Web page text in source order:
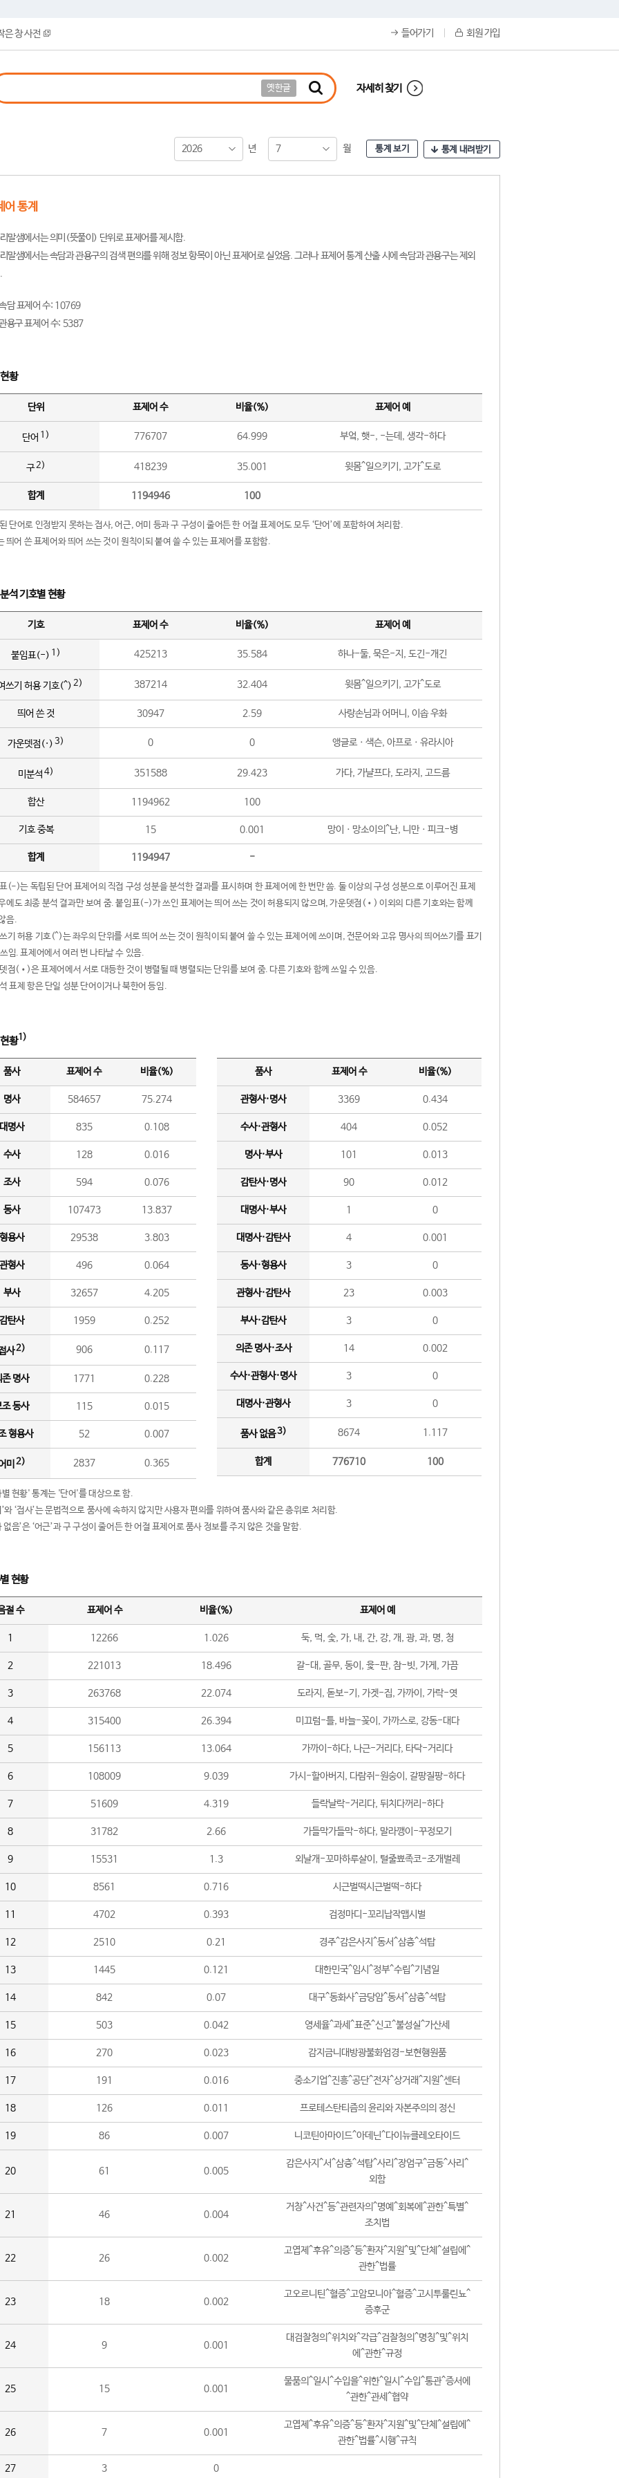
은 창 사전 들어가기 회원 가입
옛한글 자세히 찾기
2026 년 7 월 통계 보기 통계 내려받기
어 통계
말샘에서는 의미(뜻풀이) 단위로 표제어를 제시함.
말샘에서는 속담과 관용구의 검색 편의를 위해 정보 항목이 아닌 표제어로 실었음. 그러나 표제어 통계 산출 시에 속담과 관용구는 제외
담 표제어 수: 10769
용구 표제어 수: 5387
황
단위 표제어 수 비율(%) 표제어 예
단어 1) 776707 64.999 부엌, 햇-, -는데, 생각-하다
구2) 418239 35.001 윗몸^일으키기, 고가^도로
합계 1194946 100
단어로 인정받지 못하는 접사, 어근, 어미 등과 구 구성이 줄어든 한 어절 표제어도 모두 ‘단어’에 포함하여 처리함.
띄어 쓴 표제어와 띄어 쓰는 것이 원칙이되 붙여 쓸 수 있는 표제어를 포함함.
석 기호별 현황
기호 표제어 수 비율(%) 표제어 예
붙임표(-) 1) 425213 35.584 하나-둘, 묵은-지, 도긴-개긴
쓰기 허용 기호(^) 2) 387214 32.404 윗몸^일으키기, 고가^도로
띄어 쓴 것 30947 2.59 사랑손님과 어머니, 이솝 우화
가운뎃점(·) 3) 0 0 앵글로ㆍ색슨, 아프로ㆍ유라시아
미분석 4) 351588 29.423 가다, 가냘프다, 도라지, 고드름
합산 1194962 100
기호 중복 15 0.001 망이ㆍ망소이의^난, 니만ㆍ피크-병
합계 1194947 -
(-)는 독립된 단어 표제어의 직접 구성 성분을 분석한 결과를 표시하며 한 표제어에 한 번만 씀. 둘 이상의 구성 성분으로 이루어진 표제
에도 최종 분석 결과만 보여 줌. 붙임표(-)가 쓰인 표제어는 띄어 쓰는 것이 허용되지 않으며, 가운뎃점(•) 이외의 다른 기호와는 함께
음.
기 허용 기호(^)는 좌우의 단위를 서로 띄어 쓰는 것이 원칙이되 붙여 쓸 수 있는 표제어에 쓰이며, 전문어와 고유 명사의 띄어쓰기를 표기
임. 표제어에서 여러 번 나타날 수 있음.
점(•)은 표제어에서 서로 대등한 것이 병렬될 때 병렬되는 단위를 보여 줌. 다른 기호와 함께 쓰일 수 있음.
표제 항은 단일 성분 단어이거나 북한어 등임.
황1)
품사 표제어 수 비율(%)
명사 584657 75.274
명사 835 0.108
수사 128 0.016
조사 594 0.076
동사 107473 13.837
용사 29538 3.803
형사 496 0.064
부사 32657 4.205
탄사 1959 0.252
사2) 906 0.117
존 명사 1771 0.228
조 동사 115 0.015
형용사 52 0.007
미 2) 2837 0.365
품사 표제어 수 비율(%)
관형사·명사 3369 0.434
수사·관형사 404 0.052
명사·부사 101 0.013
감탄사·명사 90 0.012
대명사·부사 1 0
대명사·감탄사 4 0.001
동사·형용사 3 0
관형사·감탄사 23 0.003
부사·감탄사 3 0
의존 명사·조사 14 0.002
수사·관형사·명사 3 0
대명사·관형사 3 0
품사 없음3) 8674 1.117
합계 776710 100
현황' 통계는 '단어'를 대상으로 함.
와 ‘접사’는 문법적으로 품사에 속하지 않지만 사용자 편의를 위하여 품사와 같은 층위로 처리함.
없음’은 ‘어근’과 구 구성이 줄어든 한 어절 표제어로 품사 정보를 주지 않은 것을 말함.
현황
절 수 표제어 수 비율(%) 표제어 예
1 12266 1.026 둑, 먹, 숯, 가, 내, 간, 강, 개, 광, 과, 명, 청
2 221013 18.496 갈-대, 골무, 동이, 윷-판, 참-빗, 가게, 가끔
3 263768 22.074 도라지, 돋보-기, 가겟-집, 가까이, 가락-엿
4 315400 26.394 미끄럼-틀, 바늘-꽂이, 가까스로, 강동-대다
5 156113 13.064 가까이-하다, 나근-거리다, 타닥-거리다
6 108009 9.039 가시-할아버지, 다람쥐-원숭이, 갈팡질팡-하다
7 51609 4.319 들락날락-거리다, 뒤치다꺼리-하다
8 31782 2.66 가들막가들막-하다, 말라깽이-꾸정모기
9 15531 1.3 외날개-꼬마하루살이, 털줄뾰족코-조개벌레
10 8561 0.716 시근벌떡시근벌떡-하다
11 4702 0.393 검정마디-꼬리납작맵시벌
12 2510 0.21 경주^감은사지^동서^삼층^석탑
13 1445 0.121 대한민국^임시^정부^수립^기념일
14 842 0.07 대구^동화사^금당암^동서^삼층^석탑
15 503 0.042 영세율^과세^표준^신고^불성실^가산세
16 270 0.023 감지금니대방광불화엄경-보현행원품
17 191 0.016 중소기업^진흥^공단^전자^상거래^지원^센터
18 126 0.011 프로테스탄티즘의 윤리와 자본주의의 정신
19 86 0.007 니코틴아마이드^아데닌^다이뉴클레오타이드
20 61 0.005
감은사지^서^삼층^석탑^사리^장엄구^금동^사리^
외함
21 46 0.004
거창^사건^등^관련자의^명예^회복에^관한^특별^
조치법
22 26 0.002
고엽제^후유^의증^등^환자^지원^및^단체^설립에^
관한^법률
23 18 0.002
고오르니틴^혈증^고암모니아^혈증^고시투룰린뇨^
증후군
24 9 0.001
대검찰청의^위치와^각급^검찰청의^명칭^및^위치
에^관한^규정
25 15 0.001
물품의^일시^수입을^위한^일시^수입^통관^증서에
^관한^관세^협약
26 7 0.001
고엽제^후유^의증^등^환자^지원^및^단체^설립에^
관한^법률^시행^규칙
27 3 0